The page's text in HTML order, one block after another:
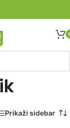
Prikaži sidebar